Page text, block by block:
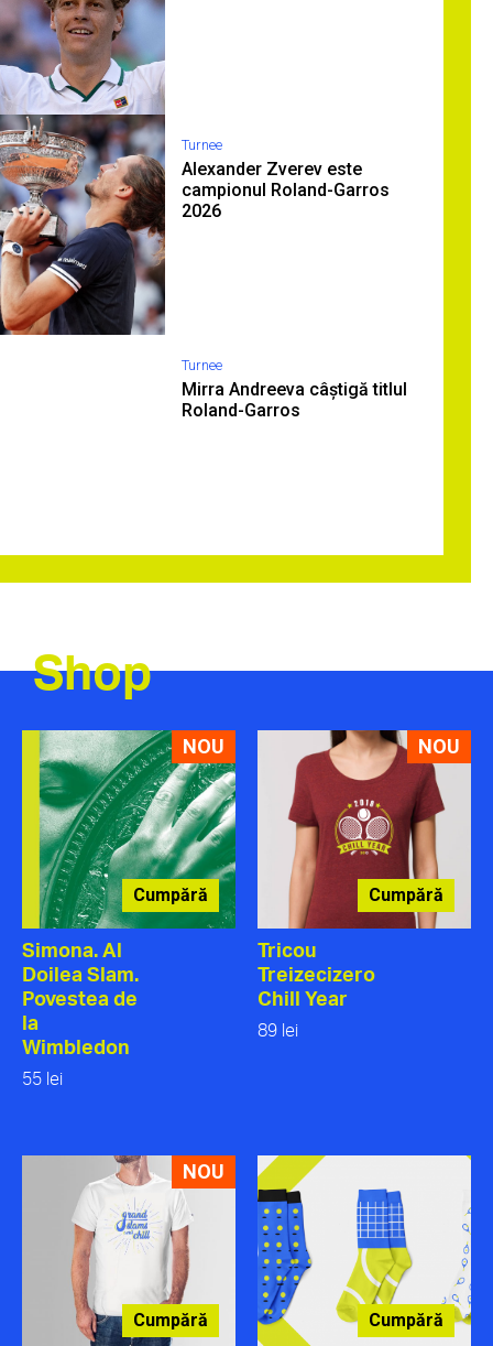
Turnee
Alexander Zverev este
campionul Roland-Garros
2026
Turnee
Mirra Andreeva câștigă titlul
Roland-Garros
Shop
NOU
Cumpără
Simona. Al
Doilea Slam.
Povestea de
la
Wimbledon
55 lei
NOU
Cumpără
Tricou
Treizecizero
Chill Year
89 lei
NOU
Cumpără Cumpără